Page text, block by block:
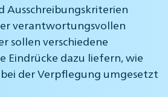
Ausschreibungskriterien
verantwortungsvollen
sollen verschiedene
Eindrücke dazu liefern, wie
der Verpflegung umgesetzt